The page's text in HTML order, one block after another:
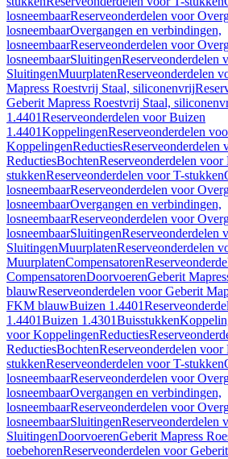
losneembaarReserveonderdelen voor
losneembaarOvergangen en verbindingen,
losneembaarReserveonderdelen voor
losneembaarSluitingenReserveonderdelen
SluitingenMuurplatenReserveonderdelen
Mapress Roestvrij Staal, siliconenvrij
Geberit Mapress Roestvrij Staal,
1.4401Reserveonderdelen voor Buizen
1.4401KoppelingenReserveonderdelen
KoppelingenReductiesReserveonderdelen
ReductiesBochtenReserveonderdelen voor
stukkenReserveonderdelen voor T-stukken
losneembaarReserveonderdelen voor
losneembaarOvergangen en verbindingen,
losneembaarReserveonderdelen voor
losneembaarSluitingenReserveonderdelen
SluitingenMuurplatenReserveonderdelen
MuurplatenCompensatoren
CompensatorenDoorvoerenGeberit
blauwReserveonderdelen voor Geberit
FKM blauwBuizen 1.4401
1.4401Buizen 1.4301Buisstukken
voor KoppelingenReducties
ReductiesBochtenReserveonderdelen voor
stukkenReserveonderdelen voor T-stukken
losneembaarReserveonderdelen voor
losneembaarOvergangen en verbindingen,
losneembaarReserveonderdelen voor
losneembaarSluitingenReserveonderdelen
SluitingenDoorvoerenGeberit Mapress
toebehorenReserveonderdelen voor